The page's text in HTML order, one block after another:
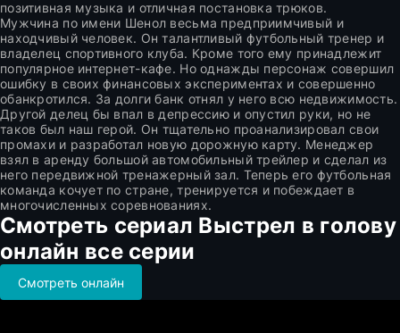
позитивная музыка и отличная постановка трюков.
Мужчина по имени Шенол весьма предприимчивый и
находчивый человек. Он талантливый футбольный тренер и
владелец спортивного клуба. Кроме того ему принадлежит
популярное интернет-кафе. Но однажды персонаж совершил
ошибку в своих финансовых экспериментах и совершенно
обанкротился. За долги банк отнял у него всю недвижимость.
Другой делец бы впал в депрессию и опустил руки, но не
таков был наш герой. Он тщательно проанализировал свои
промахи и разработал новую дорожную карту. Менеджер
взял в аренду большой автомобильный трейлер и сделал из
него передвижной тренажерный зал. Теперь его футбольная
команда кочует по стране, тренируется и побеждает в
многочисленных соревнованиях.
Смотреть сериал Выстрел в голову
онлайн все серии
Смотреть онлайн